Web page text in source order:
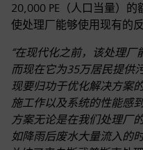
20,000 PE（人口当量）
使处理厂能够使用现有的
“在现代化之前，该处理厂
而现在它为35万居民提供
现要归功于优化解决方案
施工作以及系统的性能感
方案无论是在我们处理厂
如降雨后废水大量流入的